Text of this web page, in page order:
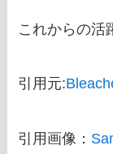
これからの活
引用元:
引用画像：